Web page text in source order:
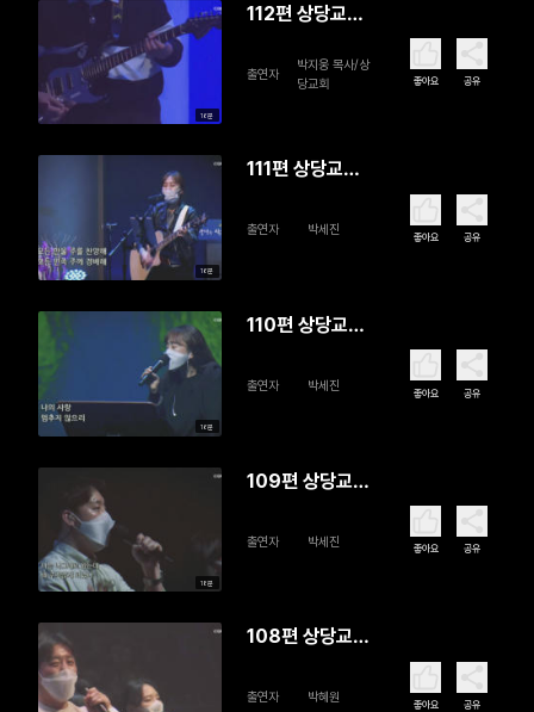
16분
112편 상당교
출연자
박지웅 목사/상
당교회
좋아요 공유
16분
111편 상당교
출연자 박세진 좋아요 공유
16분
110편 상당교
출연자 박세진 좋아요 공유
18분
109편 상당교
출연자 박세진 좋아요 공유
108편 상당교
출연자 박혜원 좋아요 공유